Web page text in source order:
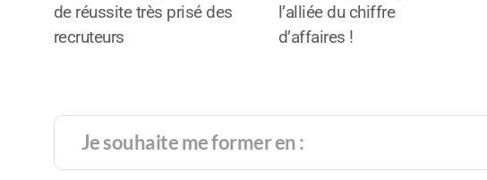
de réussite très prisé des
recruteurs
l’alliée du chiffre
d’affaires !